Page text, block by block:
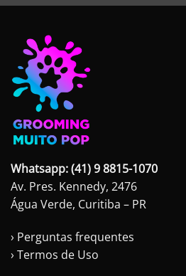
era:
é:
Whatsapp: (41) 9 8815-1070
Av. Pres. Kennedy, 2476
Água Verde, Curitiba – PR
› Perguntas frequentes
› Termos de Uso